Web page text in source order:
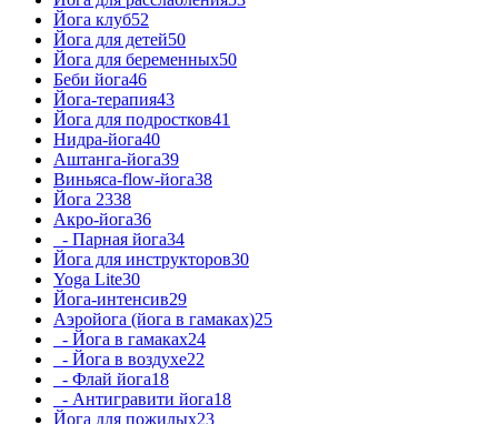
Йога клуб52
Йога для детей50
Йога для беременных50
Беби йога46
Йога-терапия43
Йога для подростков41
Нидра-йога40
Аштанга-йога39
Виньяса-flow-йога38
Йога 2338
Акро-йога36
- Парная йога34
Йога для инструкторов30
Yoga Lite30
Йога-интенсив29
Аэройога (йога в гамаках)25
- Йога в гамаках24
- Йога в воздухе22
- Флай йога18
- Антигравити йога18
Йога для пожилых23